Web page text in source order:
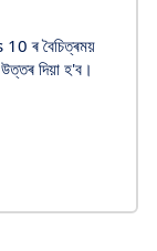
ৰ বৈচিত্ৰময়
দিয়া হ'ব।